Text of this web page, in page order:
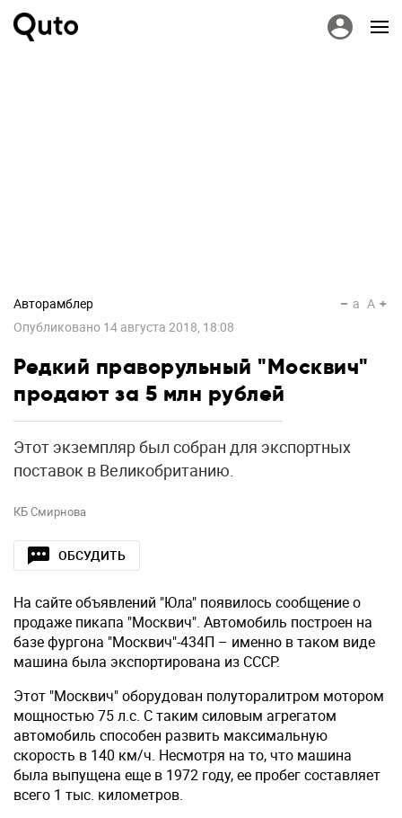
Авторамблер
Опубликовано 14 августа 2018, 18:08
a A
Редкий праворульный "Москвич"
продают за 5 млн рублей
Этот экземпляр был собран для экспортных
поставок в Великобританию.
КБ Смирнова
ОБСУДИТЬ
На сайте объявлений "Юла" появилось сообщение о
продаже пикапа "Москвич". Автомобиль построен на
базе фургона "Москвич"-434П – именно в таком виде
машина была экспортирована из СССР.
Этот "Москвич" оборудован полуторалитром мотором
мощностью 75 л.с. С таким силовым агрегатом
автомобиль способен развить максимальную
скорость в 140 км/ч. Несмотря на то, что машина
была выпущена еще в 1972 году, ее пробег составляет
всего 1 тыс. километров.